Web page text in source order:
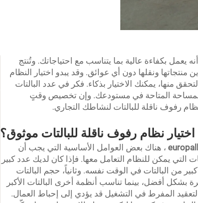
يعمل بكفاءة عالية بما يتناسب مع احتياجاتك. وتُنتج
ونقلها دون أي عوائق. وقد يبدو اختيار النظام
منها، يمكنك الاختيار بذكاء. فكر في عدد البالتات
والمساحة المتاحة في مستودعك. وإن تخصيص وقتٍ
رفوف ناقلة للبالتات لنشاطك التجاري.
اختيار نظام رفوف ناقلة للبالتات موثوق؟
، هناك بعض العوامل الأساسية التي يجب أن
التي يمكن للنظام التعامل معها. فإذا كان لديك عدد كبير
من البالتات في الوقت نفسه. وثانياً، حجم البالتات
بشكل أفضل، بينما تناسب أنظمة أخرى البالتات الأكبر
المفرط في التشغيل قد يؤدي إلى إحباط العمال.